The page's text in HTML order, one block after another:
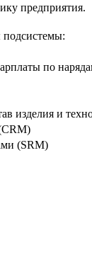
предприятия.
по
изделия и
(SRM)